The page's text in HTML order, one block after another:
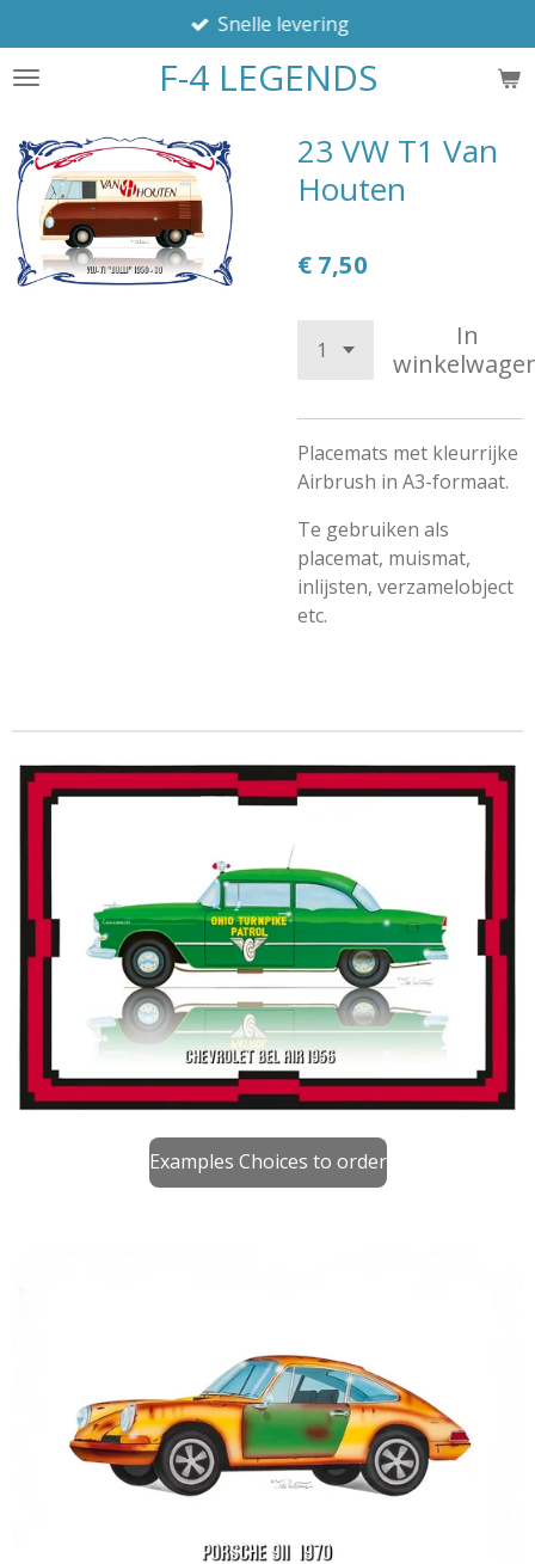
direct
naar
hoofdinhoud
F-4 LEGENDS
Snelle levering
23 VW T1 Van
Houten
€ 7,50
In
Placemats met kleurrijke
Airbrush in A3-formaat.
Te gebruiken als
placemat, muismat,
inlijsten, verzamelobject
etc.
Examples Choices to order